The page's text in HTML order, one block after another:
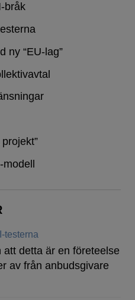
bråk
ny “EU-lag”
modell
testerna
detta är en företeelse
av från anbudsgivare